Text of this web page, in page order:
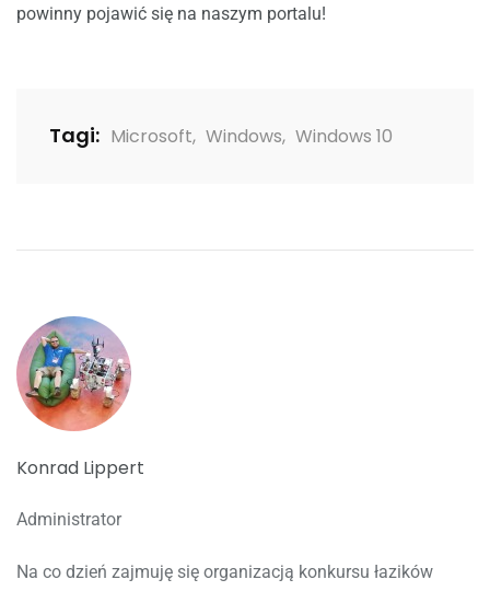
powinny pojawić się na naszym portalu!
Tagi: Microsoft, Windows, Windows 10
Konrad Lippert
Administrator
Na co dzień zajmuję się organizacją konkursu łazików